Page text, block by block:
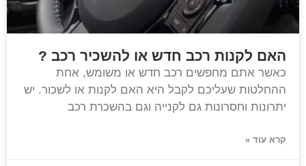
האם לקנות רכב חדש או להשכיר רכב ?
כאשר אתם מחפשים רכב חדש או משומש, אחת
ההחלטות שעליכם לקבל היא האם לקנות או לשכור. יש
יתרונות וחסרונות גם לקנייה וגם בהשכרת רכב
קרא עוד »